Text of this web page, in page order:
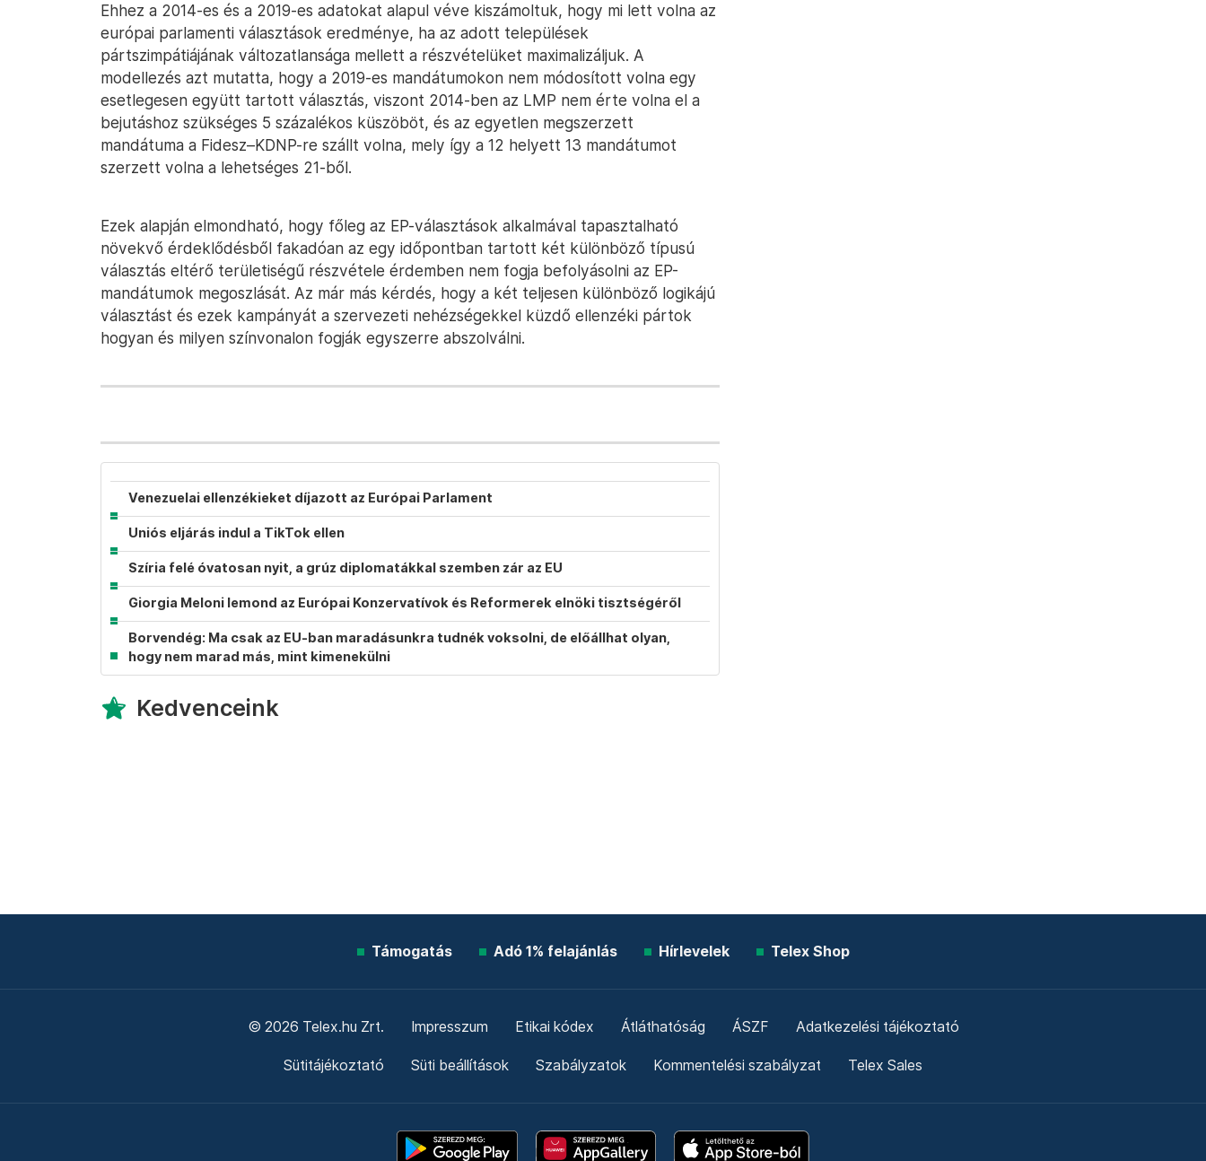
Ehhez a 2014-es és a 2019-es adatokat alapul véve kiszámoltuk, hogy mi lett volna az
európai parlamenti választások eredménye, ha az adott települések
pártszimpátiájának változatlansága mellett a részvételüket maximalizáljuk. A
modellezés azt mutatta, hogy a 2019-es mandátumokon nem módosított volna egy
esetlegesen együtt tartott választás, viszont 2014-ben az LMP nem érte volna el a
bejutáshoz szükséges 5 százalékos küszöböt, és az egyetlen megszerzett
mandátuma a Fidesz–KDNP-re szállt volna, mely így a 12 helyett 13 mandátumot
szerzett volna a lehetséges 21-ből.
Ezek alapján elmondható, hogy főleg az EP-választások alkalmával tapasztalható
növekvő érdeklődésből fakadóan az egy időpontban tartott két különböző típusú
választás eltérő területiségű részvétele érdemben nem fogja befolyásolni az EP-
mandátumok megoszlását. Az már más kérdés, hogy a két teljesen különböző logikájú
választást és ezek kampányát a szervezeti nehézségekkel küzdő ellenzéki pártok
hogyan és milyen színvonalon fogják egyszerre abszolválni.
Venezuelai ellenzékieket díjazott az Európai Parlament
Uniós eljárás indul a TikTok ellen
Szíria felé óvatosan nyit, a grúz diplomatákkal szemben zár az EU
Giorgia Meloni lemond az Európai Konzervatívok és Reformerek elnöki tisztségéről
Borvendég: Ma csak az EU-ban maradásunkra tudnék voksolni, de előállhat olyan,
hogy nem marad más, mint kimenekülni
Kedvenceink
Támogatás Adó 1% felajánlás Hírlevelek Telex Shop
© 2026 Telex.hu Zrt. Impresszum Etikai kódex Átláthatóság ÁSZF Adatkezelési tájékoztató
Sütitájékoztató Süti beállítások Szabályzatok Kommentelési szabályzat Telex Sales